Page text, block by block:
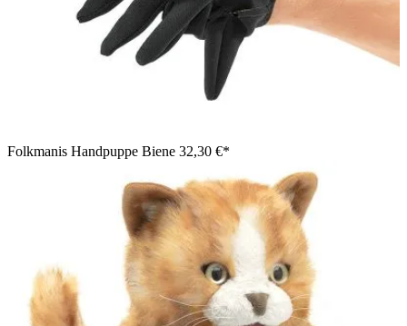
Folkmanis Handpuppe Biene 32,30 €*